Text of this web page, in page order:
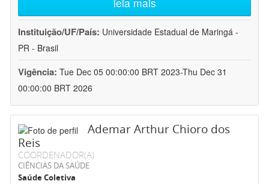
Instituição/UF/País: Universidade Estadual de Maringá -
PR - Brasil
Vigência: Tue Dec 05 00:00:00 BRT 2023-Thu Dec 31
00:00:00 BRT 2026
Ademar Arthur Chioro dos
Reis
COORDENADOR(A)
CIÊNCIAS DA SAÚDE
Saúde Coletiva